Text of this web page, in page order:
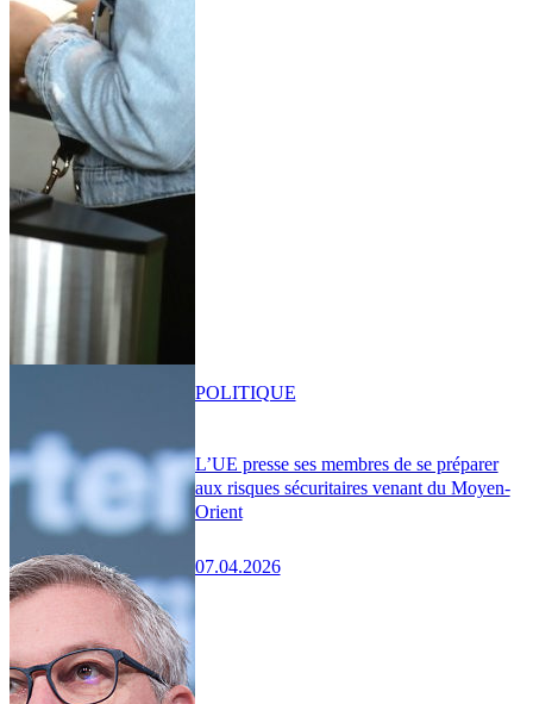
L’UE presse ses membres de se préparer
aux risques sécuritaires venant du Moyen-
Orient
07.04.2026
POLITIQUE